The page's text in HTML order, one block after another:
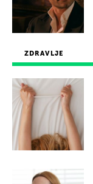
ZDRAVLJE